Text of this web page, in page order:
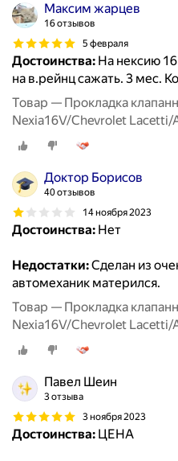
Максим жарцев
16 отзывов
5 февраля
Достоинства: На нексию
на в.рейнц сажать. 3 мес.
Товар — Прокладка
Nexia16V/Chevrolet Lacetti/
00>RIGINAL
Доктор Борисов
40 отзывов
14 ноября 2023
Достоинства: Нет
Недостатки:Сделан из
автомеханик матерился.
Товар — Прокладка
Nexia16V/Chevrolet Lacetti/
00>RIGINAL
Павел Шеин
3 отзыва
3 ноября 2023
Достоинства: ЦЕНА